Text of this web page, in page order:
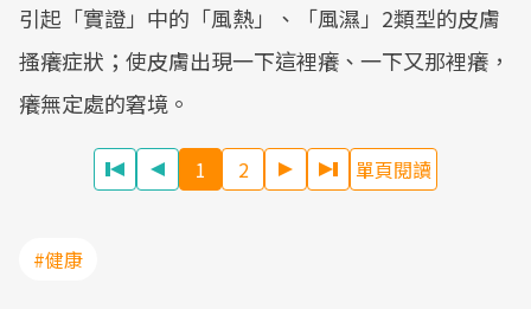
引起「實證」中的「風熱」、「風濕」2類型的皮膚
搔癢症狀；使皮膚出現一下這裡癢、一下又那裡癢，
癢無定處的窘境。
1 2 單頁閱讀
#健康